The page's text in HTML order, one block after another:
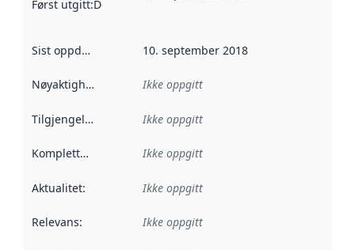
Først utgitt:Denne datoen sier når dataene i dette
Sist oppdatert 10. september 2018
Nøyaktighet Ikke oppgitt
Tilgjengelighet Ikke oppgitt
Kompletthet Ikke oppgitt
Aktualitet: Ikke oppgitt
Relevans: Ikke oppgitt